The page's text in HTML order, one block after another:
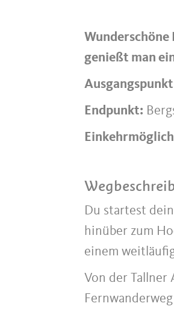
Wunderschöne
genießt man
Endpunkt:
Du startest
hinüber zum
einem
Von der Tallner